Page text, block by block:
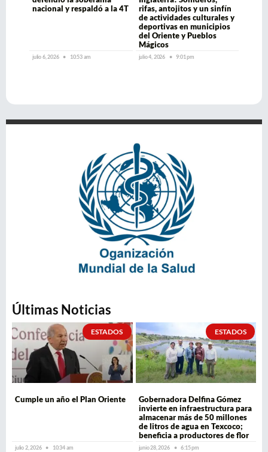
nacional y respaldó a la 4T
julio 6, 2026 10:53 am
rifas, antojitos y un sinfín
de actividades culturales y
deportivas en municipios
del Oriente y Pueblos
Mágicos
julio 4, 2026 9:01 pm
Últimas Noticias
ESTADOS
Cumple un año el Plan Oriente
julio 2, 2026 10:34 am
ESTADOS
Gobernadora Delfina Gómez
invierte en infraestructura para
almacenar más de 50 millones
de litros de agua en Texcoco;
beneficia a productores de flor
junio 28, 2026 6:15 pm